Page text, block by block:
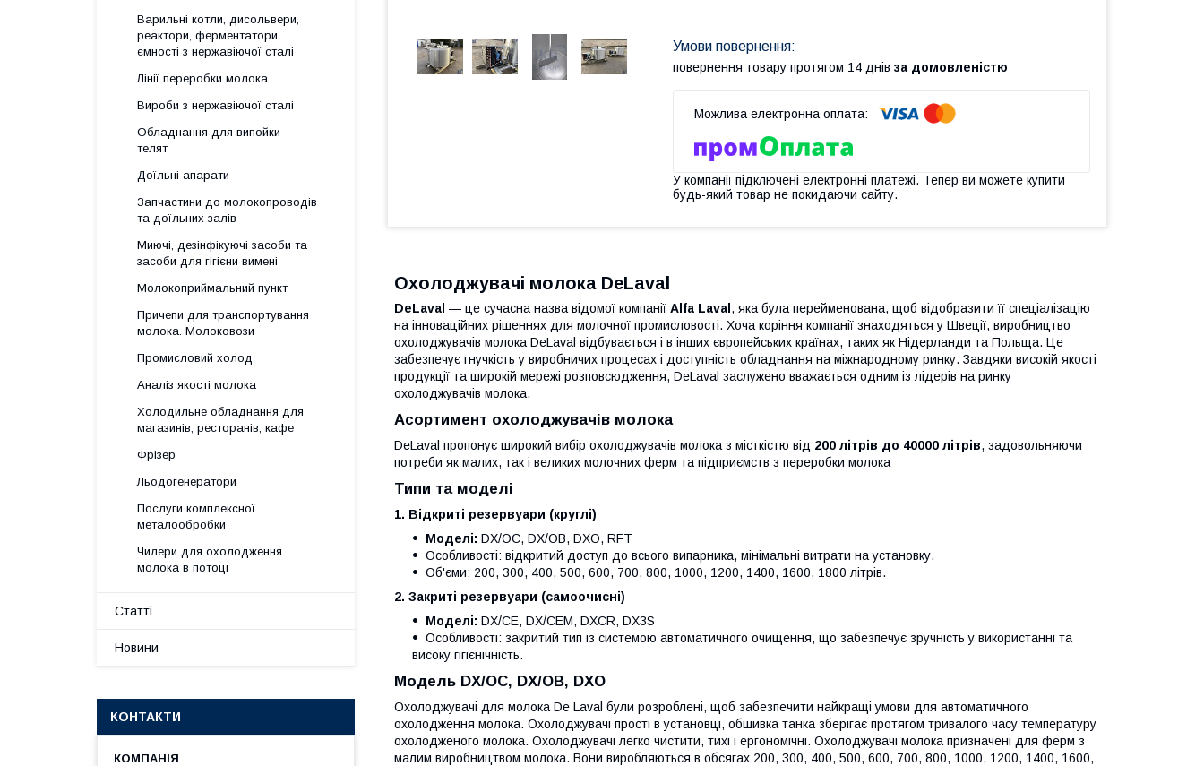
повернення товару протягом 14 днів за домовленістю
У компанії підключені електронні платежі. Тепер ви можете купити
будь-який товар не покидаючи сайту.
Охолоджувачі молока DeLaval
DeLaval — це сучасна назва відомої компанії Alfa Laval, яка була перейменована, щоб відобразити її спеціалізацію
на інноваційних рішеннях для молочної промисловості. Хоча коріння компанії знаходяться у Швеції, виробництво
охолоджувачів молока DeLaval відбувається і в інших європейських країнах, таких як Нідерланди та Польща. Це
забезпечує гнучкість у виробничих процесах і доступність обладнання на міжнародному ринку. Завдяки високій якості
продукції та широкій мережі розповсюдження, DeLaval заслужено вважається одним із лідерів на ринку
охолоджувачів молока.
Асортимент охолоджувачів молока
DeLaval пропонує широкий вибір охолоджувачів молока з місткістю від 200 літрів до 40000 літрів, задовольняючи
потреби як малих, так і великих молочних ферм та підприємств з переробки молока
Типи та моделі
1. Відкриті резервуари (круглі)
Моделі: DX/OC, DX/OB, DXO, RFT
Особливості: відкритий доступ до всього випарника, мінімальні витрати на установку.
Об'єми: 200, 300, 400, 500, 600, 700, 800, 1000, 1200, 1400, 1600, 1800 літрів.
2. Закриті резервуари (самоочисні)
Моделі: DX/CE, DX/CEM, DXCR, DX3S
Особливості: закритий тип із системою автоматичного очищення, що забезпечує зручність у використанні та
високу гігієнічність.
Модель DX/OC, DX/OB, DXO
Охолоджувачі для молока De Laval були розроблені, щоб забезпечити найкращі умови для автоматичного
охолодження молока. Охолоджувачі прості в установці, обшивка танка зберігає протягом тривалого часу температуру
охолодженого молока. Охолоджувачі легко чистити, тихі і ергономічні. Охолоджувачі молока призначені для ферм з
малим виробництвом молока. Вони виробляються в обсягах 200, 300, 400, 500, 600, 700, 800, 1000, 1200, 1400, 1600,
Варильні котли, дисольвери,
реактори, ферментатори,
ємності з нержавіючої сталі
Лінії переробки молока
Вироби з нержавіючої сталі
Обладнання для випойки
телят
Доїльні апарати
Запчастини до молокопроводів
та доїльних залів
Миючі, дезінфікуючі засоби та
засоби для гігієни вимені
Молокоприймальний пункт
Причепи для транспортування
молока. Молоковози
Промисловий холод
Аналіз якості молока
Холодильне обладнання для
магазинів, ресторанів, кафе
Фрізер
Льодогенератори
Послуги комплексної
металообробки
Чилери для охолодження
молока в потоці
Статті
Новини
КОНТАКТИ